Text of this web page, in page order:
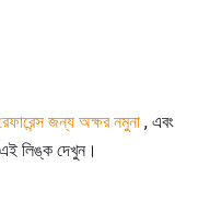
জন্য অক্ষর নমুনা , এবং
এই লিঙ্ক দেখুন।